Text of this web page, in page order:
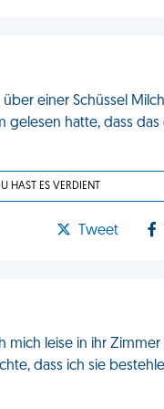
einer Schüssel Milch
gelesen hatte, dass das
HAST ES VERDIENT
Tweet
mich leise in ihr
dass ich sie